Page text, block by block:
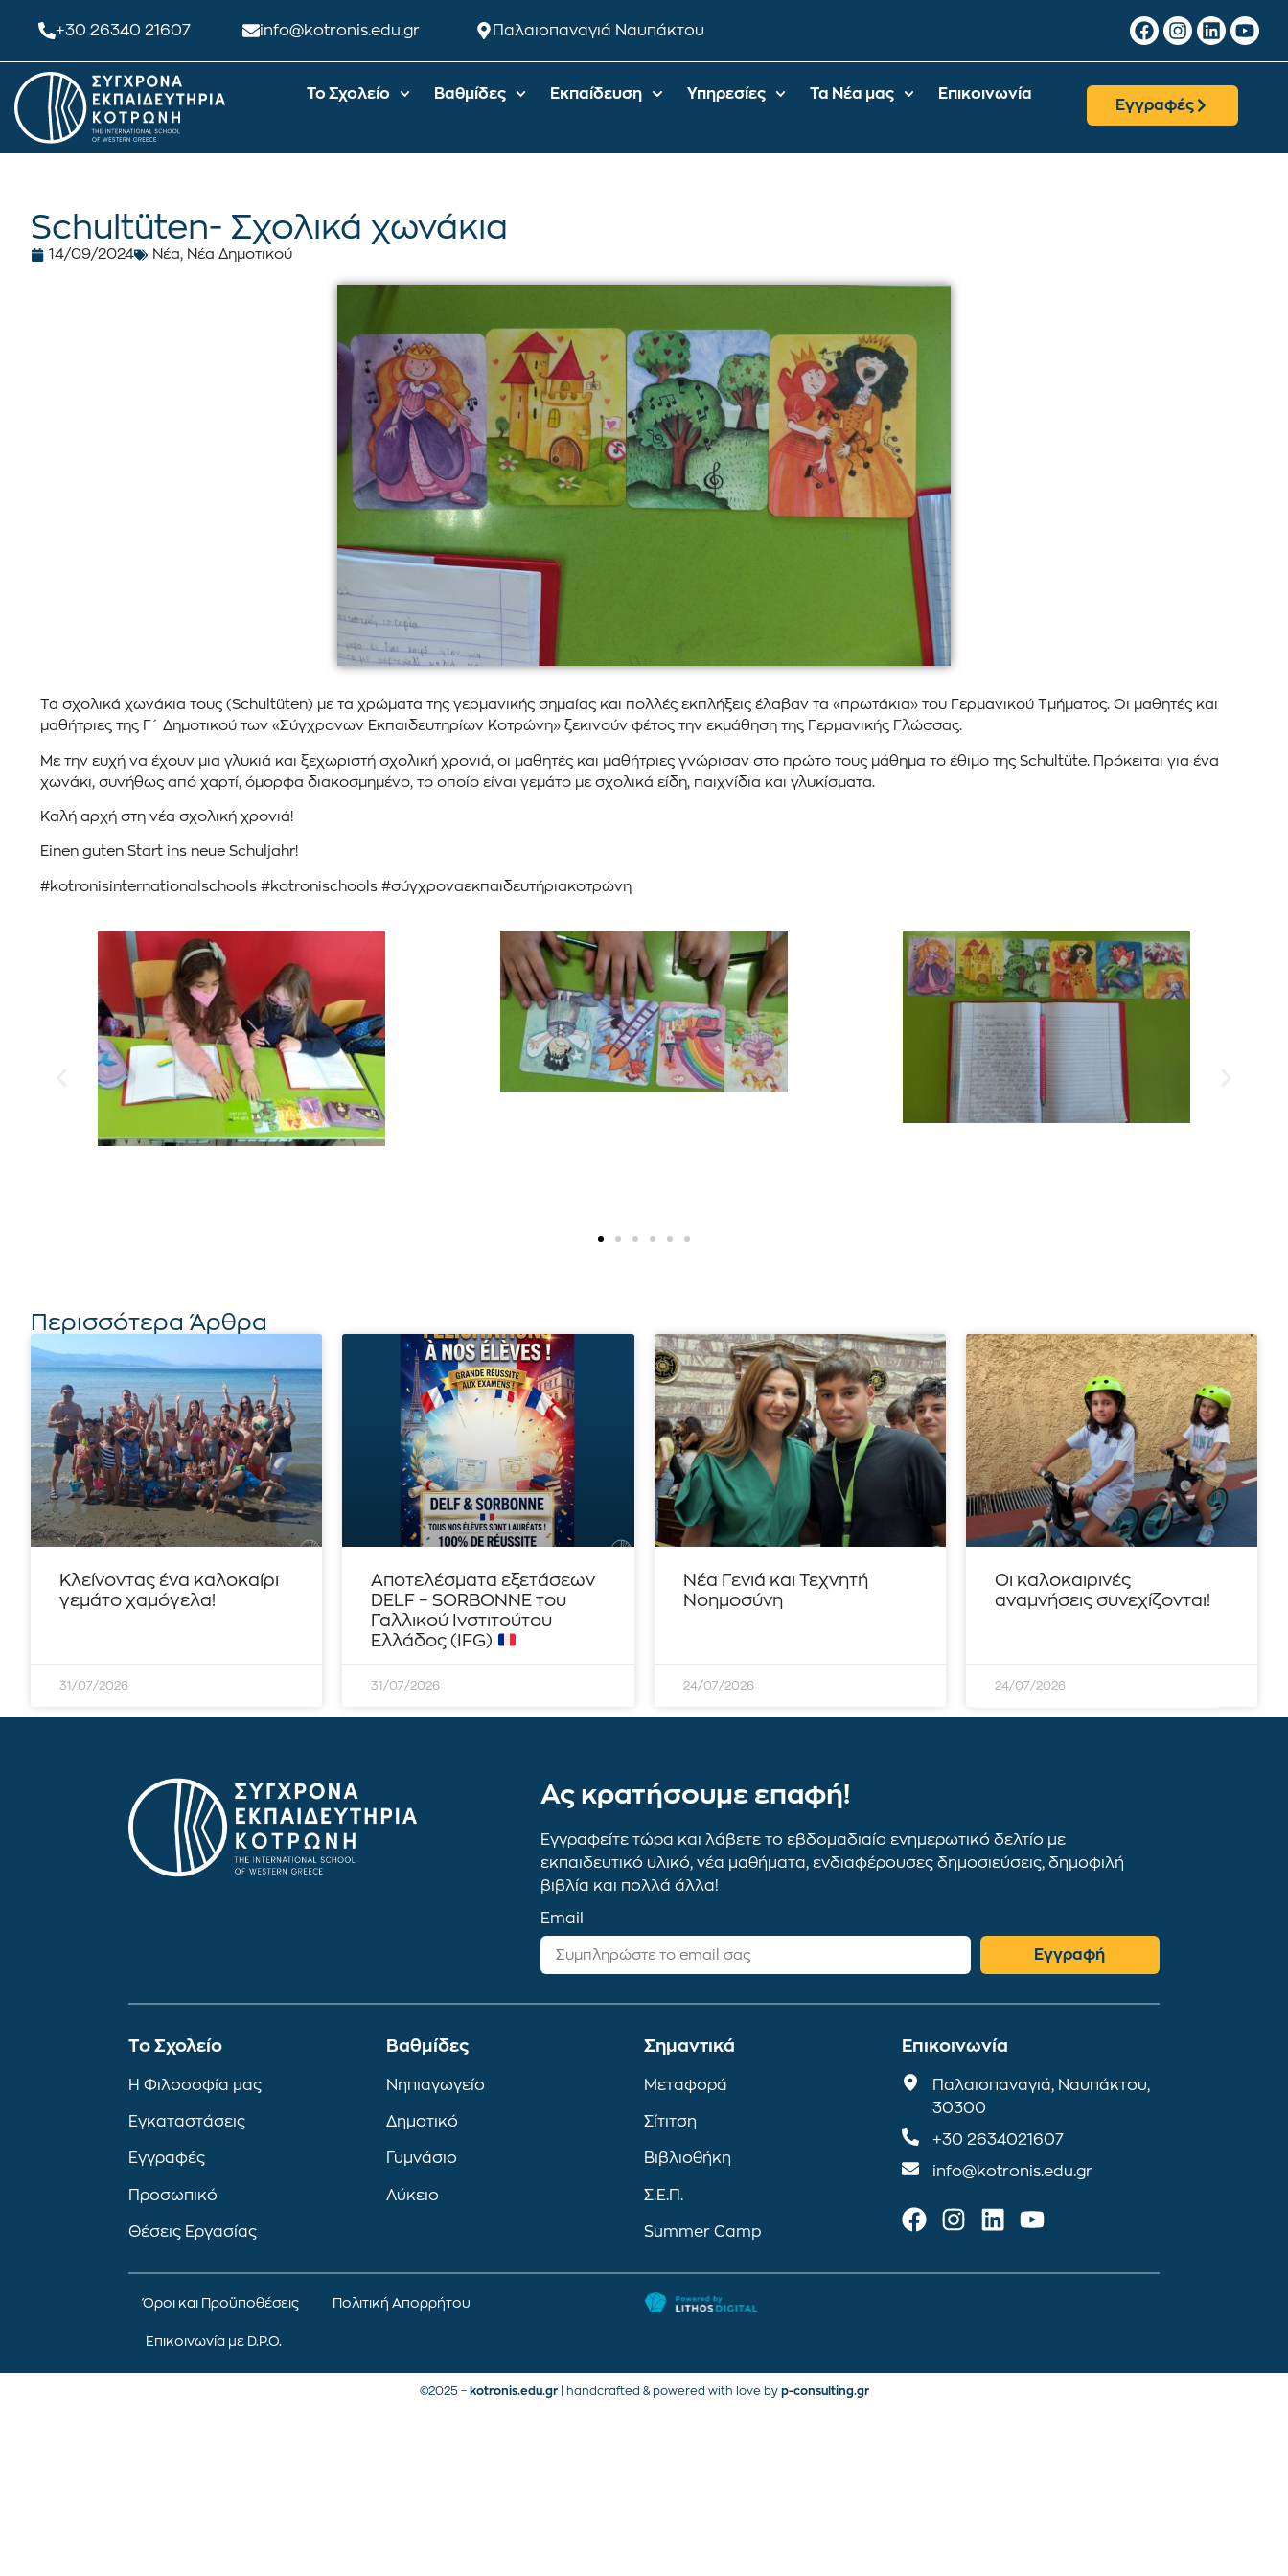
+30 26340 21607 info@kotronis.edu.gr Παλαιοπαναγιά Ναυπάκτου
Το Σχολείο Βαθμίδες Εκπαίδευση Υπηρεσίες Τα Νέα μας Επικοινωνία
Εγγραφές
Schultüten- Σχολικά χωνάκια
14/09/2024 Νέα, Νέα Δημοτικού
Τα σχολικά χωνάκια τους (Schultüten) με τα χρώματα της γερμανικής σημαίας και πολλές εκπλήξεις έλαβαν τα «πρωτάκια» του Γερμανικού Τμήματος. Οι μαθητές και
μαθήτριες της Γ´ Δημοτικού των «Σύγχρονων Εκπαιδευτηρίων Κοτρώνη» ξεκινούν φέτος την εκμάθηση της Γερμανικής Γλώσσας.
Με την ευχή να έχουν μια γλυκιά και ξεχωριστή σχολική χρονιά, οι μαθητές και μαθήτριες γνώρισαν στο πρώτο τους μάθημα το έθιμο της Schultüte. Πρόκειται για ένα
χωνάκι, συνήθως από χαρτί, όμορφα διακοσμημένο, το οποίο είναι γεμάτο με σχολικά είδη, παιχνίδια και γλυκίσματα.
Καλή αρχή στη νέα σχολική χρονιά!
Einen guten Start ins neue Schuljahr!
#kotronisinternationalschools #kotronischools #σύγχροναεκπαιδευτήριακοτρώνη
Περισσότερα Άρθρα
Κλείνοντας ένα καλοκαίρι
γεμάτο χαμόγελα!
31/07/2026
Αποτελέσματα εξετάσεων
DELF – SORBONNE του
Γαλλικού Ινστιτούτου
Ελλάδος (IFG)
31/07/2026
Νέα Γενιά και Τεχνητή
Νοημοσύνη
24/07/2026
Οι καλοκαιρινές
αναμνήσεις συνεχίζονται!
24/07/2026
Ας κρατήσουμε επαφή!
Εγγραφείτε τώρα και λάβετε το εβδομαδιαίο ενημερωτικό δελτίο με
εκπαιδευτικό υλικό, νέα μαθήματα, ενδιαφέρουσες δημοσιεύσεις, δημοφιλή
βιβλία και πολλά άλλα!
Email
Εγγραφή
To Σχολείο
Η Φιλοσοφία μας
Εγκαταστάσεις
Εγγραφές
Προσωπικό
Θέσεις Εργασίας
Βαθμίδες
Νηπιαγωγείο
Δημοτικό
Γυμνάσιο
Λύκειο
Σημαντικά
Μεταφορά
Σίτιτση
Βιβλιοθήκη
Σ.Ε.Π.
Summer Camp
Επικοινωνία
Παλαιοπαναγιά, Ναυπάκτου,
30300
+30 2634021607
info@kotronis.edu.gr
Όροι και Προϋποθέσεις Πολιτική Απορρήτου
Επικοινωνία με D.P.O.
©2025 – kotronis.edu.gr| handcrafted & powered with love by p-consulting.gr